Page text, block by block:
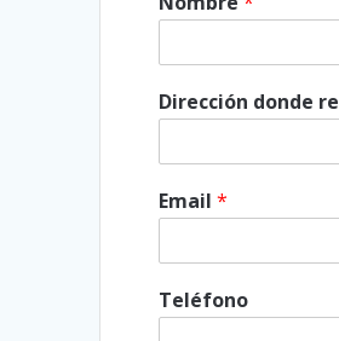
Dirección donde
Email*
Teléfono